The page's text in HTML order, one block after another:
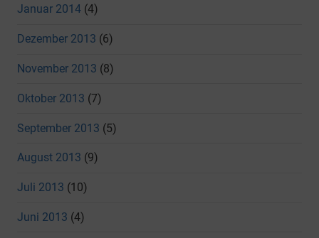
Januar 2014 (4)
Dezember 2013 (6)
November 2013 (8)
Oktober 2013 (7)
September 2013 (5)
August 2013 (9)
Juli 2013 (10)
Juni 2013 (4)